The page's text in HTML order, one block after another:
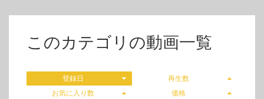
このカテゴリの動画一覧
登録日
再生数
お気に入り数
価格